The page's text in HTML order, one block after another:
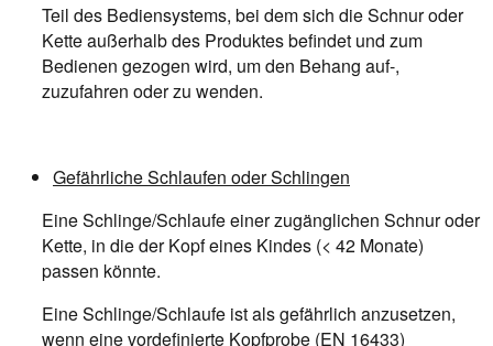
Teil des Bediensystems, bei dem sich die Schnur oder
Kette außerhalb des Produktes befindet und zum
Bedienen gezogen wird, um den Behang auf-,
zuzufahren oder zu wenden.
Gefährliche Schlaufen oder Schlingen
Eine Schlinge/Schlaufe einer zugänglichen Schnur oder
Kette, in die der Kopf eines Kindes (< 42 Monate)
passen könnte.
Eine Schlinge/Schlaufe ist als gefährlich anzusetzen,
wenn eine vordefinierte Kopfprobe (EN 16433)